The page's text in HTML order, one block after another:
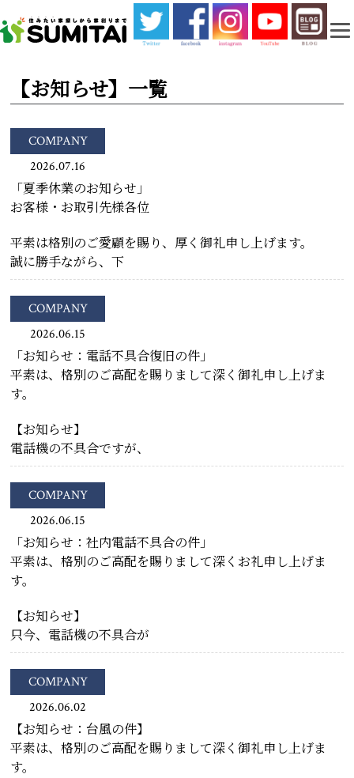
【お知らせ】一覧
COMPANY
2026.07.16
「夏季休業のお知らせ」
お客様・お取引先様各位
平素は格別のご愛顧を賜り、厚く御礼申し上げます。
誠に勝手ながら、下
COMPANY
2026.06.15
「お知らせ：電話不具合復旧の件」
平素は、格別のご高配を賜りまして深く御礼申し上げま
す。
【お知らせ】
電話機の不具合ですが、
COMPANY
2026.06.15
「お知らせ：社内電話不具合の件」
平素は、格別のご高配を賜りまして深くお礼申し上げま
す。
【お知らせ】
只今、電話機の不具合が
COMPANY
2026.06.02
【お知らせ：台風の件】
平素は、格別のご高配を賜りまして深く御礼申し上げま
す。